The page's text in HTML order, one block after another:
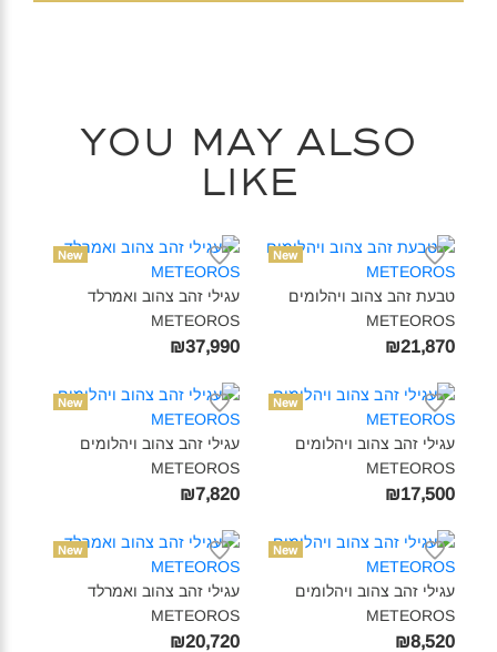
You may also
like
New
טבעת זהב צהוב ויהלומים
METEOROS‎
₪21,870
New
עגילי זהב צהוב ואמרלד
METEOROS‎
₪37,990
New
עגילי זהב צהוב ויהלומים
METEOROS‎
₪17,500
New
עגילי זהב צהוב ויהלומים
METEOROS‎
₪7,820
New
עגילי זהב צהוב ויהלומים
METEOROS‎
₪8,520
New
עגילי זהב צהוב ואמרלד
METEOROS‎
₪20,720